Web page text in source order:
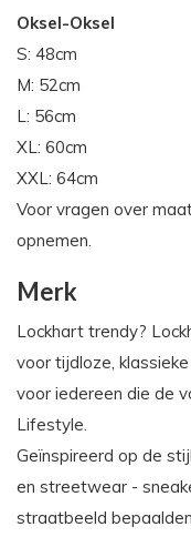
Oksel-Oksel
S: 48cm
M: 52cm
L: 56cm
XL: 60cm
XXL: 64cm
Voor vragen over
opnemen.
Merk
Lockhart trendy?
voor tijdloze,
voor iedereen die de
Lifestyle.
Geïnspireerd op de
en streetwear -
straatbeeld